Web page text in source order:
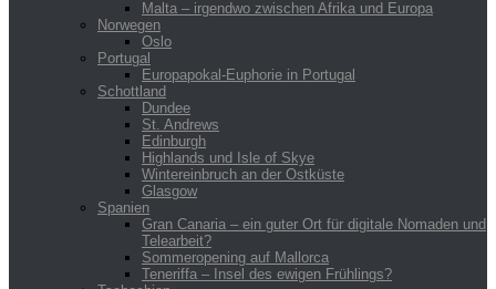
Malta – irgendwo zwischen Afrika und Europa
Norwegen
Oslo
Portugal
Europapokal-Euphorie in Portugal
Schottland
Dundee
St. Andrews
Edinburgh
Highlands und Isle of Skye
Wintereinbruch an der Ostküste
Glasgow
Spanien
Gran Canaria – ein guter Ort für digitale Nomaden und
Telearbeit?
Sommeropening auf Mallorca
Teneriffa – Insel des ewigen Frühlings?